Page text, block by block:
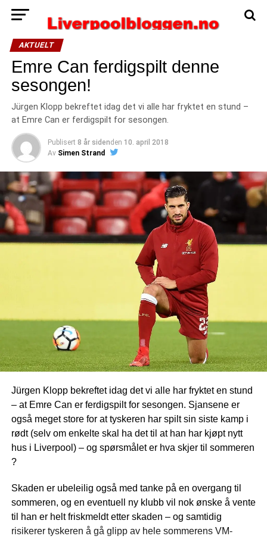
AKTUELT
Emre Can ferdigspilt denne
sesongen!
Jürgen Klopp bekreftet idag det vi alle har fryktet en stund –
at Emre Can er ferdigspilt for sesongen.
Publisert 8 år sidenden 10. april 2018
Av Simen Strand
Jürgen Klopp bekreftet idag det vi alle har fryktet en stund
– at Emre Can er ferdigspilt for sesongen. Sjansene er
også meget store for at tyskeren har spilt sin siste kamp i
rødt (selv om enkelte skal ha det til at han har kjøpt nytt
hus i Liverpool) – og spørsmålet er hva skjer til sommeren
?
Skaden er ubeleilig også med tanke på en overgang til
sommeren, og en eventuell ny klubb vil nok ønske å vente
til han er helt friskmeldt etter skaden – og samtidig
risikerer tyskeren å gå glipp av hele sommerens VM-